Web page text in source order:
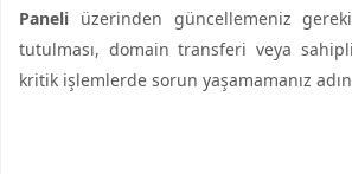
Paneli üzerinden güncellemeniz
tutulması, domain transferi veya
kritik işlemlerde sorun yaşamamanız